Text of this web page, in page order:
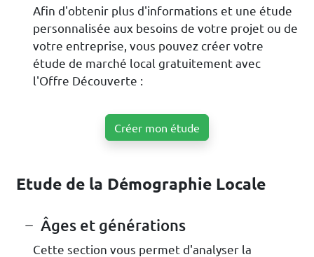
Afin d'obtenir plus d'informations et une étude
personnalisée aux besoins de votre projet ou de
votre entreprise, vous pouvez créer votre
étude de marché local gratuitement avec
l'Offre Découverte :
Créer mon étude
Etude de la Démographie Locale
Âges et générations
Cette section vous permet d'analyser la